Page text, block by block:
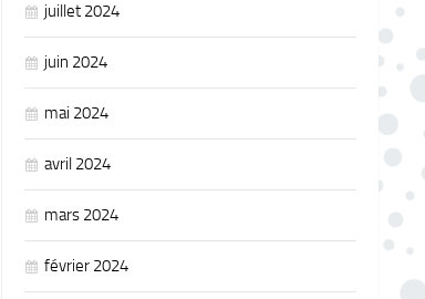
juillet 2024
juin 2024
mai 2024
avril 2024
mars 2024
février 2024